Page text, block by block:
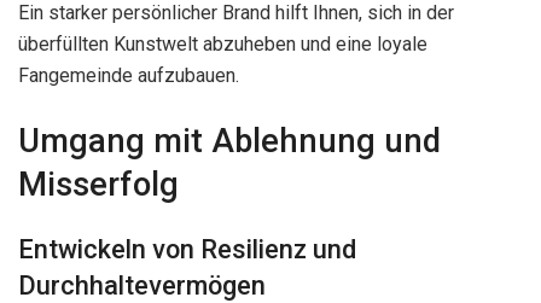
Ein starker persönlicher Brand hilft Ihnen, sich in der
überfüllten Kunstwelt abzuheben und eine loyale
Fangemeinde aufzubauen.
Umgang mit Ablehnung und
Misserfolg
Entwickeln von Resilienz und
Durchhaltevermögen